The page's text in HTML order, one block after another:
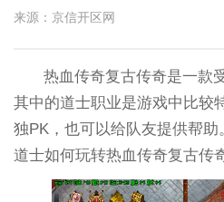
来源：京信开区网
热血传奇复古传奇是一款
其中的道士职业是游戏中比较
独PK，也可以给队友提供帮
道士如何玩转热血传奇复古传